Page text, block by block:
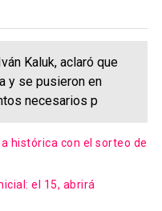
Kaluk, aclaró que
y se pusieron en
necesarios p
histórica con el sorteo de
el 15, abrirá